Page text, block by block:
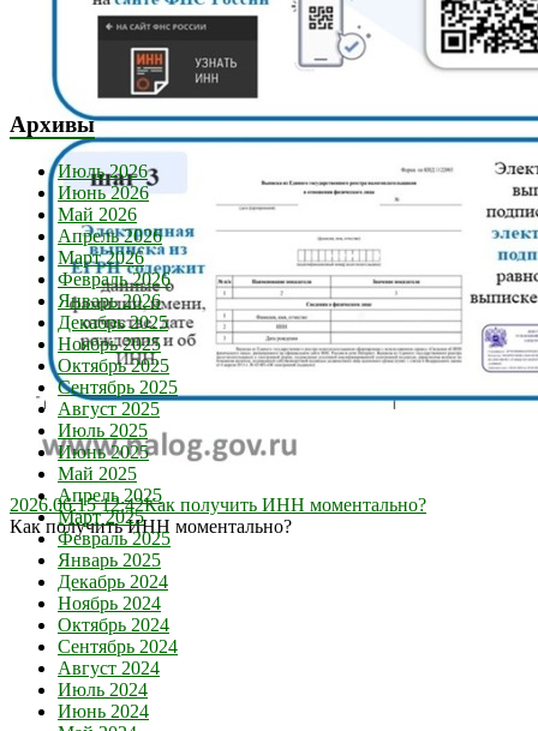
2026.06.15 12:42Как получить ИНН моментально?
Как получить ИНН моментально?
Архивы
Июль 2026
Июнь 2026
Май 2026
Апрель 2026
Март 2026
Февраль 2026
Январь 2026
Декабрь 2025
Ноябрь 2025
Октябрь 2025
Сентябрь 2025
Август 2025
Июль 2025
Июнь 2025
Май 2025
Апрель 2025
Март 2025
Февраль 2025
Январь 2025
Декабрь 2024
Ноябрь 2024
Октябрь 2024
Сентябрь 2024
Август 2024
Июль 2024
Июнь 2024